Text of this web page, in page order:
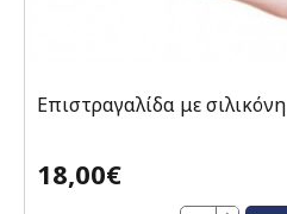
Επιστραγαλίδα με σιλικόνη
18,00€